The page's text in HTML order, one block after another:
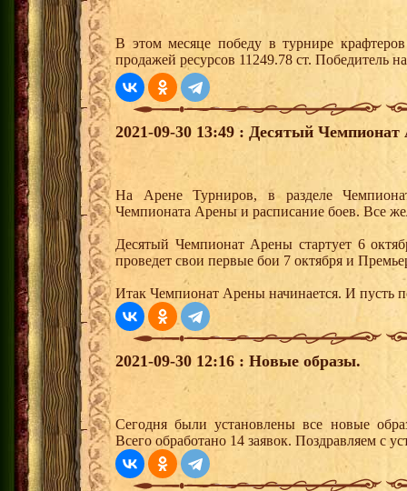
В этом месяце победу в турнире
продажей ресурсов 11249.78 ст. Победитель
2021-09-30 13:49 : Десятый
На Арене Турниров, в разделе
Чемпионата Арены и расписание боев. Все
Десятый Чемпионат Арены стартует 6
проведет свои первые бои 7 октября и
Итак Чемпионат Арены начинается. И пусть
2021-09-30 12:16 : Новые образы.
Сегодня были установлены все новые
Всего обработано 14 заявок. Поздравляем с